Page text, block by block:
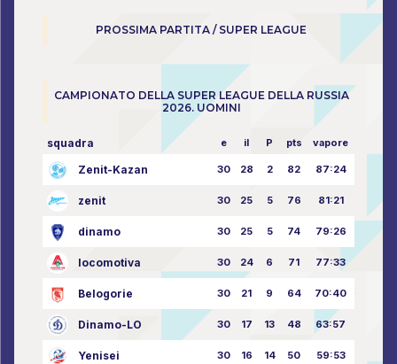
PROSSIMA PARTITA / SUPER LEAGUE
CAMPIONATO DELLA SUPER LEAGUE DELLA RUSSIA
2026. UOMINI
squadra e il P pts vapore
Zenit-Kazan 30 28 2 82 87:24
zenit 30 25 5 76 81:21
dinamo 30 25 5 74 79:26
locomotiva 30 24 6 71 77:33
Belogorie 30 21 9 64 70:40
Dinamo-LO 30 17 13 48 63:57
Yenisei 30 16 14 50 59:53